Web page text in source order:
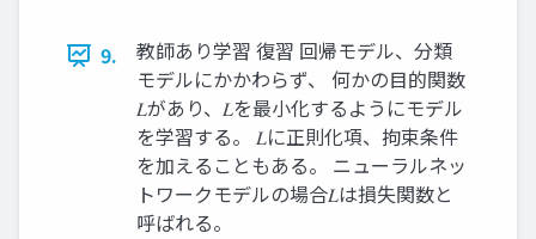
9.
教師あり学習 復習 回帰モデル、分類
モデルにかかわらず、 何かの目的関数
𝐿があり、𝐿を最小化するようにモデル
を学習する。 𝐿に正則化項、拘束条件
を加えることもある。 ニューラルネッ
トワークモデルの場合𝐿は損失関数と
呼ばれる。